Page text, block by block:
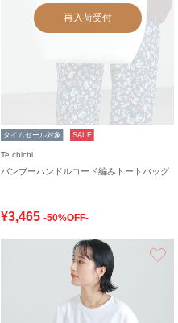
再入荷受付
タイムセール対象 SALE
Te chichi
バンブーハンドルコード編みトートバッグ
¥3,465 -50%OFF-